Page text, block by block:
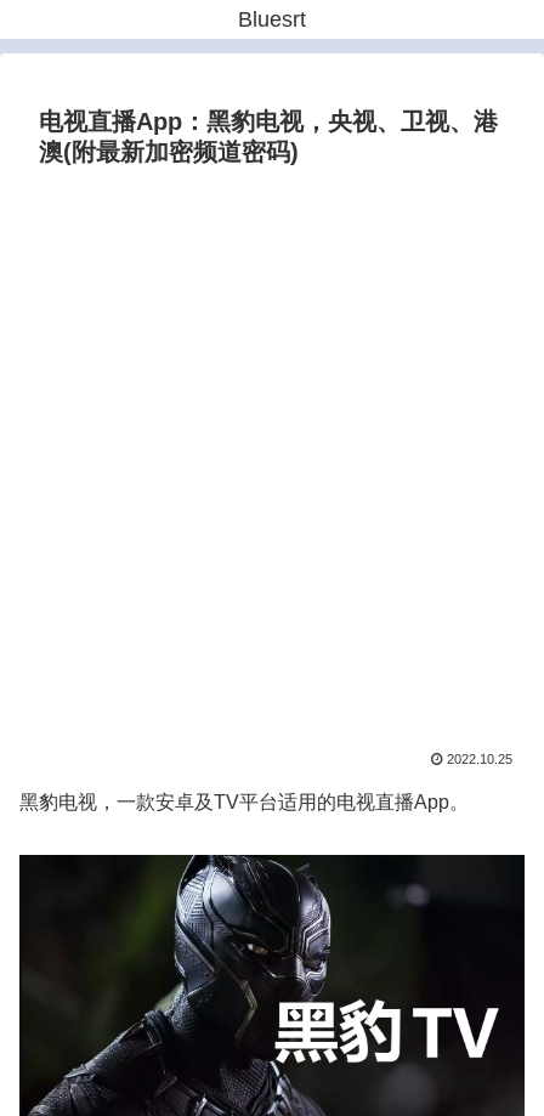
Bluesrt
电视直播App：黑豹电视，央视、卫视、港
澳(附最新加密频道密码)
2022.10.25
黑豹电视，一款安卓及TV平台适用的电视直播App。